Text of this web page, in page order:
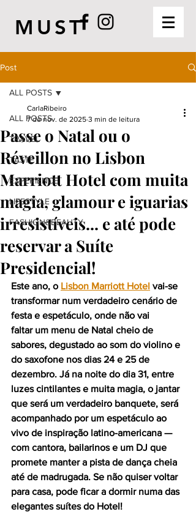
MUST
Post
ALL POSTS
TRAVEL
TASTE
EXPERIENCE
LIFESTYLE
FASHION&BEAUTY
ALL POSTS
Passe o Natal ou o
Réveillon no Lisbon
Marriott Hotel com muita
magia, glamour e iguarias
irresistíveis... e até pode
reservar a Suíte
Presidencial!
CarlaRibeiro
7 de nov. de 2025 3 min de leitura
Este ano, o Lisbon Marriott Hotel vai-se
transformar num verdadeiro cenário de
festa e espetáculo, onde não vai
faltar um menu de Natal cheio de
sabores, degustado ao som do violino e
do saxofone nos dias 24 e 25 de
dezembro. Já na noite do dia 31, entre
luzes cintilantes e muita magia, o jantar
que será um verdadeiro banquete, será
acompanhado por um espetáculo ao
vivo de inspiração latino-americana —
com cantora, bailarinos e um DJ que
promete manter a pista de dança cheia
até de madrugada. Se não quiser voltar
para casa, pode ficar a dormir numa das
elegantes suítes do Hotel!